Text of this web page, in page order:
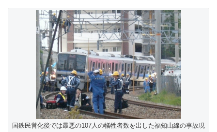
国鉄民営化後では最悪の107人の犠牲者数を出した福知山線の事故現